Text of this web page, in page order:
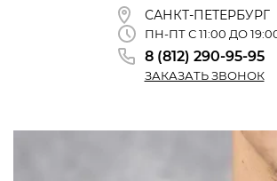
САНКТ-ПЕТЕРБУРГ
ПН-ПТ С 11:00 ДО
8 (812) 290-95-95
ЗАКАЗАТЬ ЗВОНОК